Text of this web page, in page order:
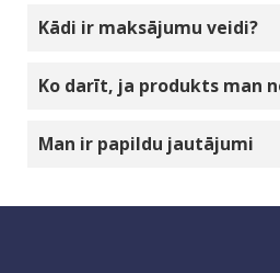
apmaksas veids un
Ja jūsu izvēlētais
parasti no rīta. Jūs
Kādi ir maksājumu veidi?
Pabeidzot pasūtījumu,
iesakām veikt
Ko darīt, ja produkts man
Ja prece tiek piegādāta
info@netscroll.lv, un jūs
Man ir papildu jautājumi